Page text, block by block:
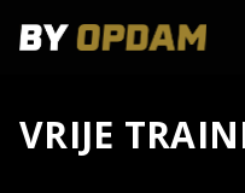
VRIJE